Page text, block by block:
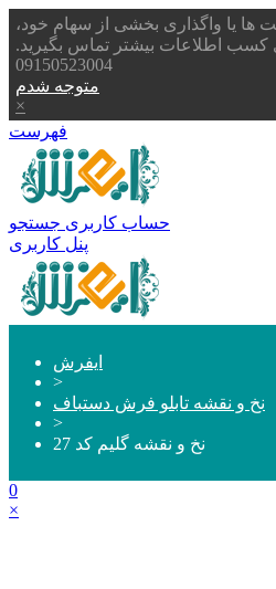
ها یا واگذاری بخشی از سهام خود،
کسب اطلاعات بیشتر تماس بگیرید.
09150523004
متوجه شدم
×
فهرست
حساب کاربری جستجو
پنل کاربری
ایفرش
>
نخ و نقشه تابلو فرش دستباف
>
نخ و نقشه گلیم کد 27
0
×